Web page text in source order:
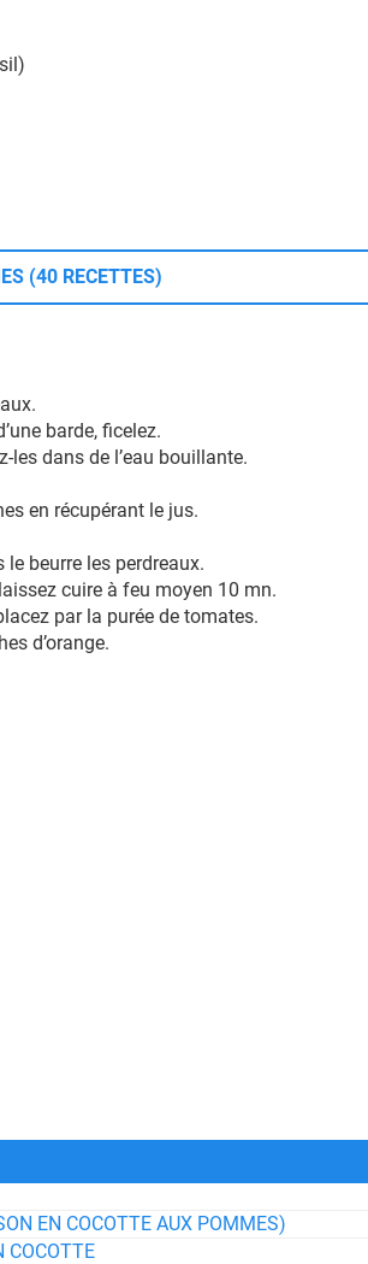
(40 RECETTES)
barde, ficelez.
les dans de l’eau bouillante.
en récupérant le jus.
beurre les perdreaux.
cuire à feu moyen 10 mn.
par la purée de tomates.
d’orange.
EN COCOTTE AUX POMMES)
COCOTTE